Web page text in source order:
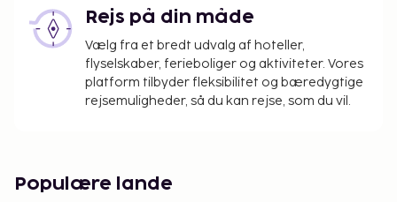
værge ikke kan/vil give dette samtykke, er en
retslig bemyndigelse påkrævet. Personer, der
planlægger at rejse til Brasilien med børn, skal
kontakte det brasilianske konsulat forud for
rejsen for at få yderligere oplysninger.
inden ankomst via kontaktoplysningerne i
Rejs på din måde
Vælg fra et bredt udvalg af hoteller,
flyselskaber, ferieboliger og aktiviteter. Vores
platform tilbyder fleksibilitet og bæredygtige
rejsemuligheder, så du kan rejse, som du vil.
Populære lande